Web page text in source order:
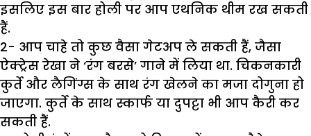
इसलिए इस बार होली पर आप एथनिक थीम रख सकती
हैं.
2- आप चाहे तो कुछ वैसा गेटअप ले सकती हैं, जैसा
ऐक्ट्रेस रेखा ने ‘रंग बरसे’ गाने में लिया था. चिकनकारी
कुर्ते और लैगिंग्स के साथ रंग खेलने का मजा दोगुना हो
जाएगा. कुर्ते के साथ स्कार्फ या दुपट्टा भी आप कैरी कर
सकती हैं.